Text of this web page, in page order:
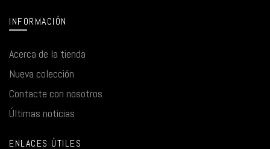
INFORMACIÓN
Acerca de la tienda
Nueva colección
Contacte con nosotros
Últimas noticias
ENLACES ÚTILES